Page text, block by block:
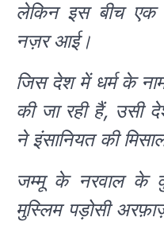
लेकिन इस बीच एक
नज़र आई।
जिस देश में धर्म के
की जा रही हैं, उसी
ने इंसानियत की
जम्मू के नरवाल के
मुस्लिम पड़ोसी